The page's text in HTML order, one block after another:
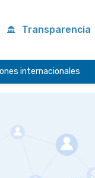
Transparencia
internacionales